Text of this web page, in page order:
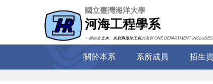
國立臺灣海洋大學
河海工程學系
一個結合土木、水利與海洋工程的系所 ONE DEPARTMENT
關於本系 系所成員 招生